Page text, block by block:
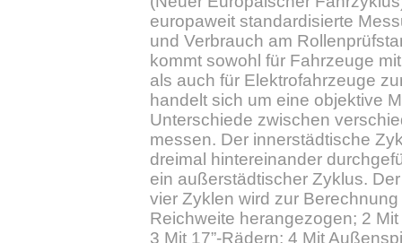
europaweit standardisierte
und Verbrauch am
kommt sowohl für Fahrzeuge
als auch für Elektrofahrzeuge
handelt sich um eine objektive
Unterschiede zwischen
messen. Der innerstädtische
dreimal hintereinander
ein außerstädtischer Zyklus.
vier Zyklen wird zur
Reichweite herangezogen; 2 Mit
3 Mit 17”-Rädern; 4 Mit